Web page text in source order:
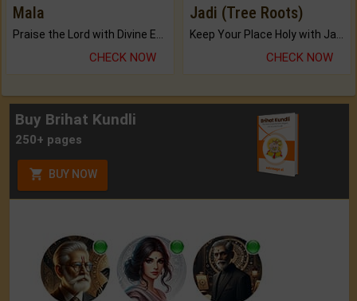
Mala
CHECK NOW
Jadi (Tree Roots)
CHECK NOW
Buy Brihat Kundli
250+ pages
BUY NOW